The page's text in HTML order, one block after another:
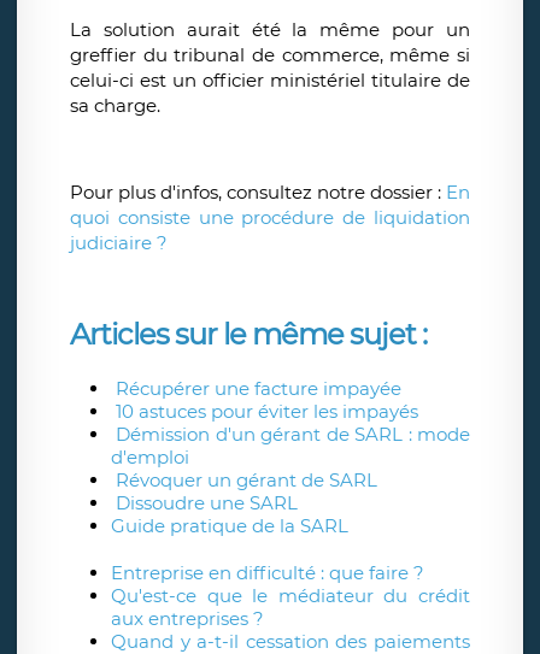
La solution aurait été la même pour un
greffier du tribunal de commerce, même si
celui-ci est un officier ministériel titulaire de
sa charge.
Pour plus d'infos, consultez notre dossier : En
quoi consiste une procédure de liquidation
judiciaire ?
Articles sur le même sujet :
Récupérer une facture impayée
10 astuces pour éviter les impayés
Démission d'un gérant de SARL : mode
d'emploi
Révoquer un gérant de SARL
Dissoudre une SARL
Guide pratique de la SARL
Entreprise en difficulté : que faire ?
Qu'est-ce que le médiateur du crédit
aux entreprises ?
Quand y a-t-il cessation des paiements